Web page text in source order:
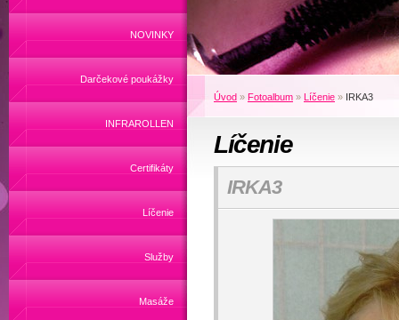
NOVINKY
Darčekové poukážky
INFRAROLLEN
Certifikáty
Líčenie
Služby
Masáže
Úvod » Fotoalbum » Líčenie » IRKA3
Líčenie
IRKA3